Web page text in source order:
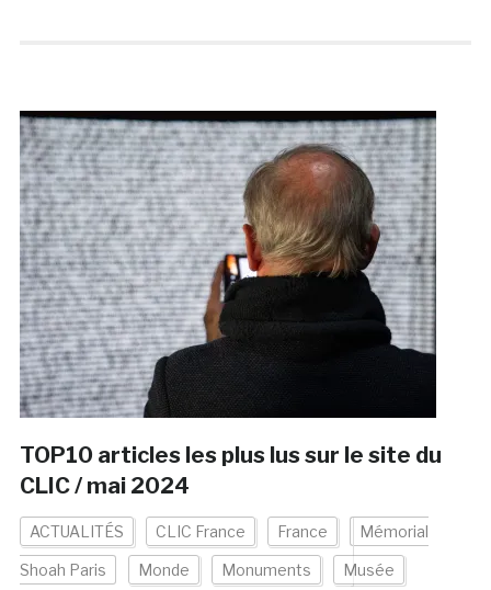
TOP10 articles les plus lus sur le site du
CLIC / mai 2024
ACTUALITÉS CLIC France France Mémorial
Shoah Paris Monde Monuments Musée